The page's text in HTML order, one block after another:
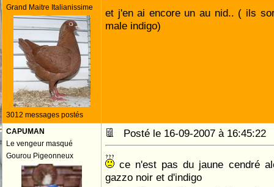
Grand Maitre Italianissime
3012 messages postés
et j'en ai encore un au nid.. ( ils
male indigo)
CAPUMAN
Le vengeur masqué
Gourou Pigeonneux
Posté le 16-09-2007 à
ce n'est pas du jaune cendré
gazzo noir et d'indigo